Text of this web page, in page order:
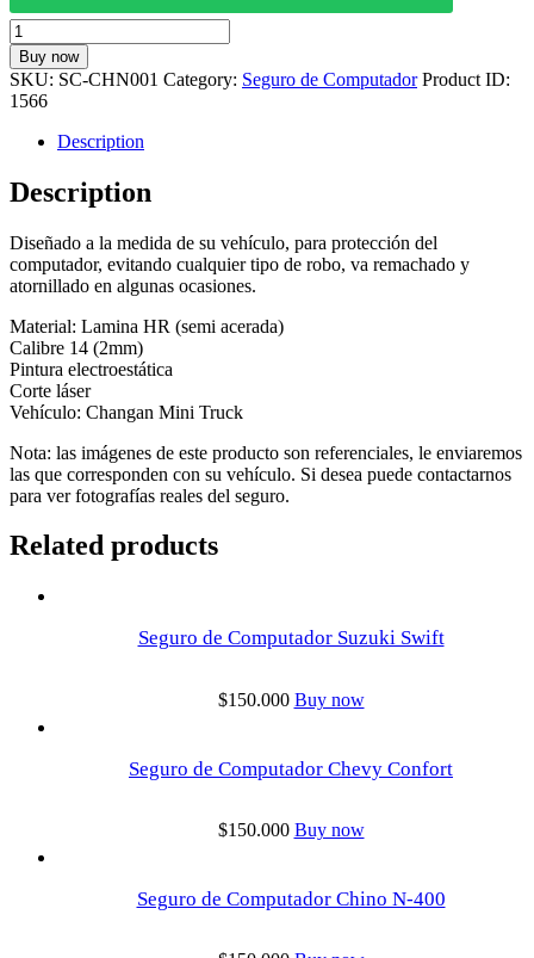
Seguro
de
Computador
Changan
Mini
Truck
quantity
Buy now
SKU: SC-CHN001 Category: Seguro de Computador Product ID:
1566
Description
Description
Diseñado a la medida de su vehículo, para protección del
computador, evitando cualquier tipo de robo, va remachado y
atornillado en algunas ocasiones.
Material: Lamina HR (semi acerada)
Calibre 14 (2mm)
Pintura electroestática
Corte láser
Vehículo: Changan Mini Truck
Nota: las imágenes de este producto son referenciales, le enviaremos
las que corresponden con su vehículo. Si desea puede contactarnos
para ver fotografías reales del seguro.
Related products
Seguro de Computador Suzuki Swift
$150.000 Buy now
Seguro de Computador Chevy Confort
$150.000 Buy now
Seguro de Computador Chino N-400